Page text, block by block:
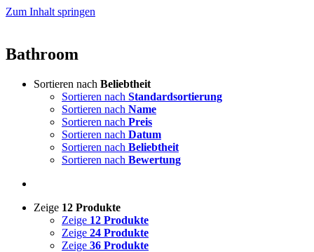
Zum Inhalt springen
Bathroom
Sortieren nach Beliebtheit
Sortieren nach Standardsortierung
Sortieren nach Name
Sortieren nach Preis
Sortieren nach Datum
Sortieren nach Beliebtheit
Sortieren nach Bewertung
Zeige 12 Produkte
Zeige 12 Produkte
Zeige 24 Produkte
Zeige 36 Produkte